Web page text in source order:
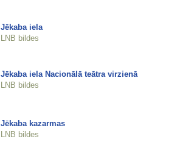
Jēkaba iela
LNB bildes
Jēkaba iela Nacionālā teātra virzienā
LNB bildes
Jēkaba kazarmas
LNB bildes